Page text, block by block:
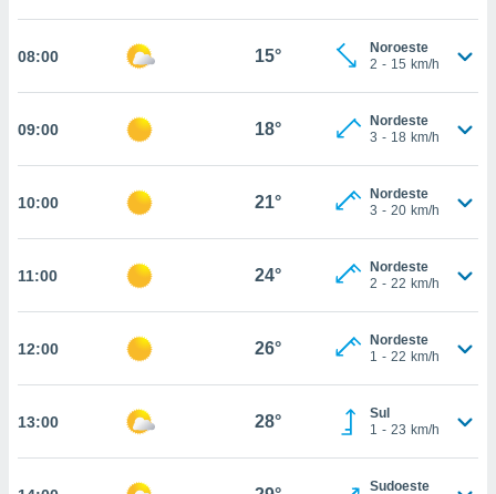
permite-
todos os
o
um perfil
e
08:00 15°
Noroeste
2 - 15 km/h
09:00 18°
Nordeste
3 - 18 km/h
10:00 21°
Nordeste
3 - 20 km/h
11:00 24°
Nordeste
2 - 22 km/h
12:00 26°
Nordeste
1 - 22 km/h
13:00 28°
Sul
1 - 23 km/h
Sudoeste